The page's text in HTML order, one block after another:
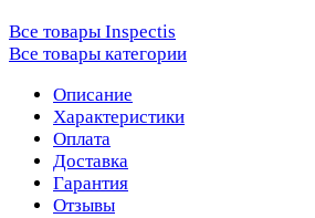
Все товары Inspectis
Все товары категории
Описание
Характеристики
Оплата
Доставка
Гарантия
Отзывы